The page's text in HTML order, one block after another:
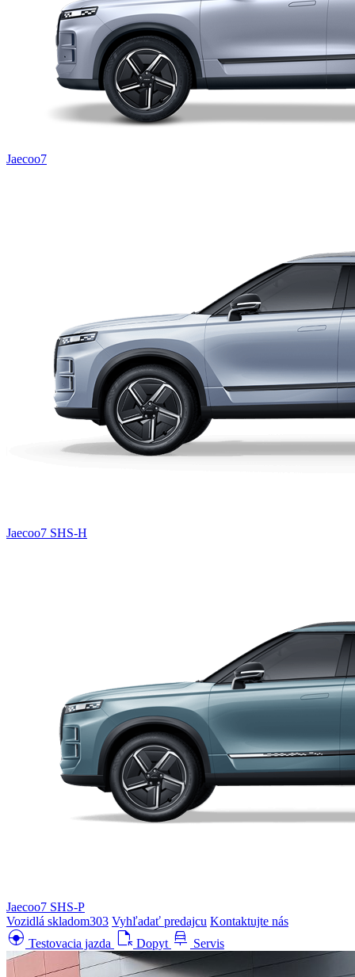
Jaecoo7
Jaecoo7 SHS-H
Jaecoo7 SHS-P
Vozidlá skladom303 Vyhľadať predajcu Kontaktujte nás
search_hands_free Testovacia jazda file_open Dopyt car_repair Servis